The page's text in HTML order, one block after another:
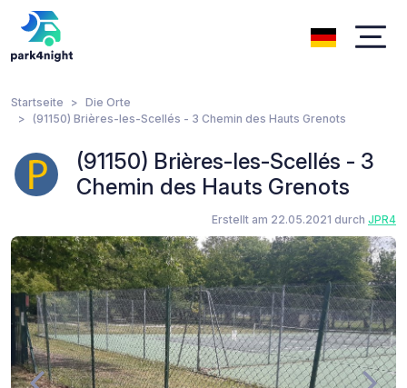
Startseite
Die Orte
(91150) Brières-les-Scellés - 3 Chemin des Hauts Grenots
(91150) Brières-les-Scellés - 3
Chemin des Hauts Grenots
Erstellt am 22.05.2021 durch JPR4